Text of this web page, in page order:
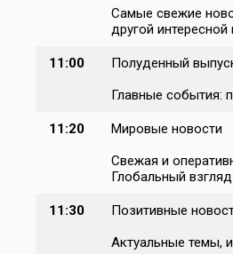
Самые свежие
другой
11:00
Полуденный
Главные события:
11:20
Мировые новости
Свежая и
Глобальный
11:30
Позитивные
Актуальные темы,